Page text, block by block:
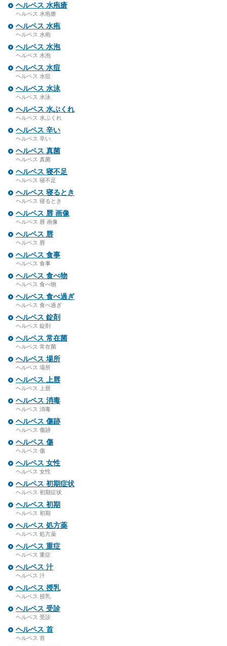
ヘルペス 水疱瘡
ヘルペス 水疱瘡
ヘルペス 水疱
ヘルペス 水疱
ヘルペス 水泡
ヘルペス 水泡
ヘルペス 水痘
ヘルペス 水痘
ヘルペス 水泳
ヘルペス 水泳
ヘルペス 水ぶくれ
ヘルペス 水ぶくれ
ヘルペス 辛い
ヘルペス 辛い
ヘルペス 真菌
ヘルペス 真菌
ヘルペス 寝不足
ヘルペス 寝不足
ヘルペス 寝るとき
ヘルペス 寝るとき
ヘルペス 唇 画像
ヘルペス 唇 画像
ヘルペス 唇
ヘルペス 唇
ヘルペス 食事
ヘルペス 食事
ヘルペス 食べ物
ヘルペス 食べ物
ヘルペス 食べ過ぎ
ヘルペス 食べ過ぎ
ヘルペス 錠剤
ヘルペス 錠剤
ヘルペス 常在菌
ヘルペス 常在菌
ヘルペス 場所
ヘルペス 場所
ヘルペス 上唇
ヘルペス 上唇
ヘルペス 消毒
ヘルペス 消毒
ヘルペス 傷跡
ヘルペス 傷跡
ヘルペス 傷
ヘルペス 傷
ヘルペス 女性
ヘルペス 女性
ヘルペス 初期症状
ヘルペス 初期症状
ヘルペス 初期
ヘルペス 初期
ヘルペス 処方薬
ヘルペス 処方薬
ヘルペス 重症
ヘルペス 重症
ヘルペス 汁
ヘルペス 汁
ヘルペス 授乳
ヘルペス 授乳
ヘルペス 受診
ヘルペス 受診
ヘルペス 首
ヘルペス 首